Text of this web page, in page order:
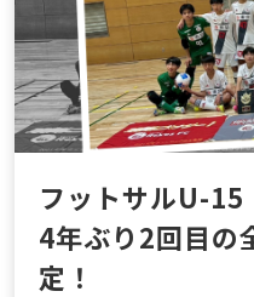
フットサルU-
4年ぶり2回目の
定！